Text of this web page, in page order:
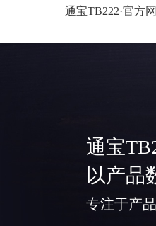
通宝TB222·官方
通宝
以产品
专注于产